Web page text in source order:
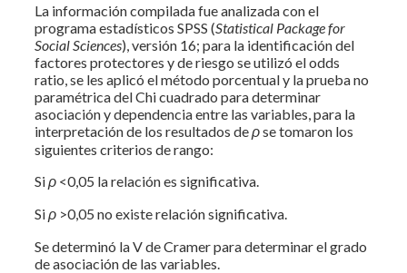
La información compilada fue analizada con el
programa estadísticos SPSS (Statistical Package for
Social Sciences), versión 16; para la identificación del
factores protectores y de riesgo se utilizó el odds
ratio, se les aplicó el método porcentual y la prueba no
paramétrica del Chi cuadrado para determinar
asociación y dependencia entre las variables, para la
interpretación de los resultados deρse tomaron los
siguientes criterios de rango:
Siρ <0,05 la relación es significativa.
Siρ >0,05 no existe relación significativa.
Se determinó la V de Cramer para determinar el grado
de asociación de las variables.